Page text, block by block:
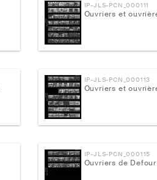
IP-JLS-PCN_000111
Ouvriers et
IP-JLS-PCN_000113
Ouvriers et
IP-JLS-PCN_000115
Ouvriers de